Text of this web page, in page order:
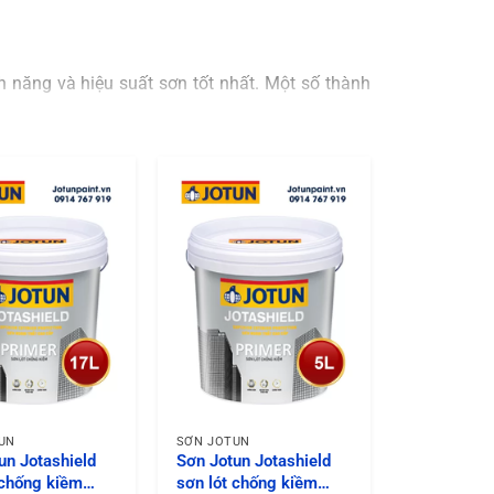
và hiệu suất sơn tốt nhất. Một số thành
oxy hóa và chất làm mềm để cải thiện
màng mịn màng.
nứt nẻ
như nắng, mưa, gió và sương mù. Nó tạo ra
Jotashield
kiềm
SƠN JOTUN
Sơn Jotun Jotashield
sơn lót chống kiềm